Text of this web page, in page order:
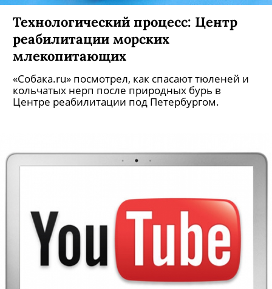
Технологический процесс: Центр
реабилитации морских
млекопитающих
«Собака.ru» посмотрел, как спасают тюленей и
кольчатых нерп после природных бурь в
Центре реабилитации под Петербургом.